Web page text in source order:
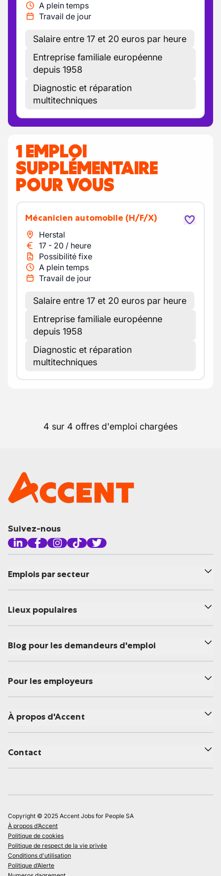
A plein temps
Travail de jour
Salaire entre 17 et 20 euros par heure
Entreprise familiale européenne
depuis 1958
Diagnostic et réparation
multitechniques
1 EMPLOI
SUPPLÉMENTAIRE
POUR VOUS
Mécanicien automobile (H/F/X)
Herstal
17 - 20 / heure
Possibilité fixe
A plein temps
Travail de jour
Salaire entre 17 et 20 euros par heure
Entreprise familiale européenne
depuis 1958
Diagnostic et réparation
multitechniques
4 sur 4 offres d'emploi chargées
Suivez-nous
Emplois par secteur
Lieux populaires
Blog pour les demandeurs d'emploi
Pour les employeurs
À propos d'Accent
Contact
Copyright © 2025 Accent Jobs for People SA
À propos d’Accent
Politique de cookies
Politique de respect de la vie privée
Conditions d'utilisation
Politique d’Alerte